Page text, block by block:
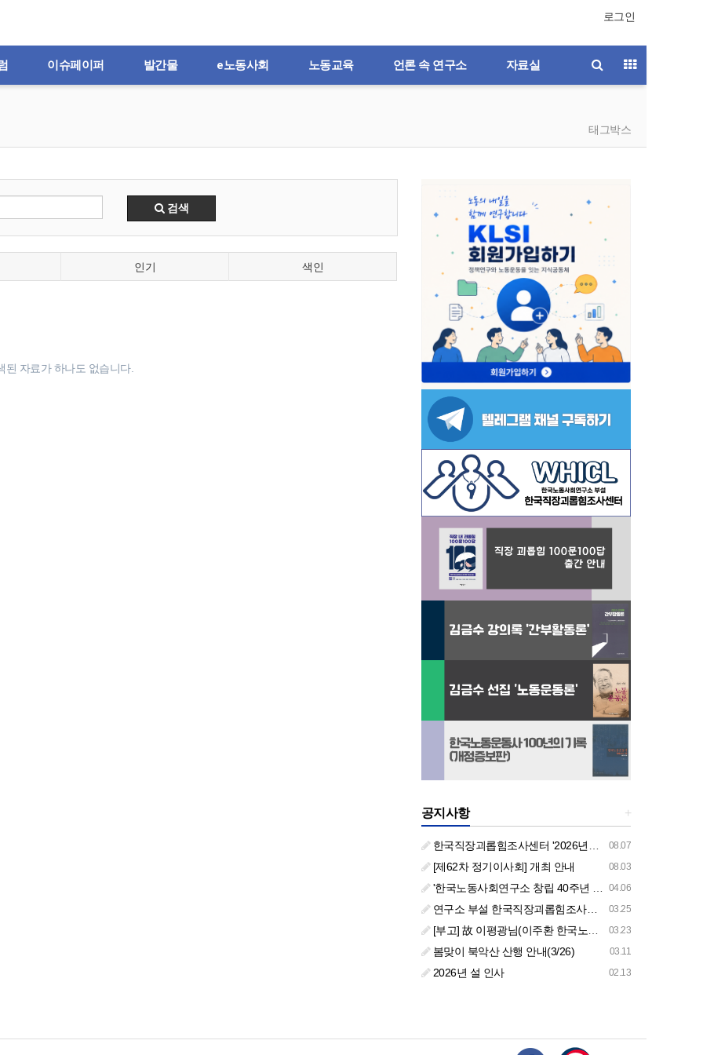
로그인
이슈페이퍼 발간물 e노동사회 노동교육 언론 속 연구소 자료실
태그박스
검색
인기 색인
된 자료가 하나도 없습니다.
+
공지사항
08.07
한국직장괴롭힘조사센터 '2026년도 하반기 주요 사업 안내' (교육/컨설팅)
08.03
[제62차 정기이사회] 개최 안내
04.06
'한국노동사회연구소 창립 40주년 기념 행사 안내'
03.25
연구소 부설 한국직장괴롭힘조사센터 '2026년도 주요 사업 안내' (교육/컨설팅)
03.23
[부고] 故 이평광님(이주환 한국노동사회연구소 부소장 부친상)
03.11
봄맞이 북악산 산행 안내(3/26)
02.13
2026년 설 인사